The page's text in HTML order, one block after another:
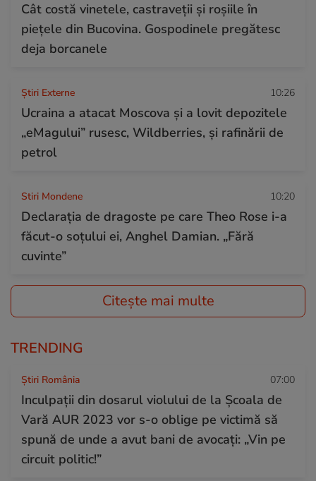
Cât costă vinetele, castraveții și roșiile în
piețele din Bucovina. Gospodinele pregătesc
deja borcanele
Știri Externe 10:26
Ucraina a atacat Moscova și a lovit depozitele
„eMagului” rusesc, Wildberries, și rafinării de
petrol
Stiri Mondene 10:20
Declarația de dragoste pe care Theo Rose i-a
făcut-o soțului ei, Anghel Damian. „Fără
cuvinte”
Citește mai multe
TRENDING
Știri România 07:00
Inculpații din dosarul violului de la Școala de
Vară AUR 2023 vor s-o oblige pe victimă să
spună de unde a avut bani de avocați: „Vin pe
circuit politic!”